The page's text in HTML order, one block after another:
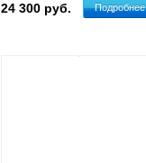
24 300 руб. Подробнее